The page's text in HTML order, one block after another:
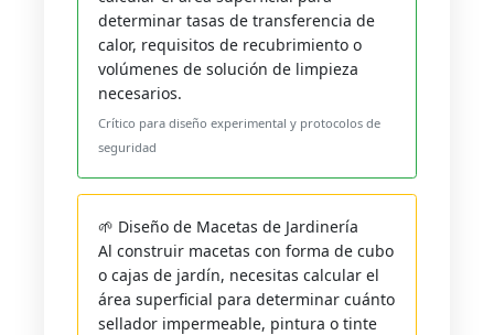
determinar tasas de transferencia de
calor, requisitos de recubrimiento o
volúmenes de solución de limpieza
necesarios.
Crítico para diseño experimental y protocolos de
seguridad
🌱 Diseño de Macetas de Jardinería
Al construir macetas con forma de cubo
o cajas de jardín, necesitas calcular el
área superficial para determinar cuánto
sellador impermeable, pintura o tinte